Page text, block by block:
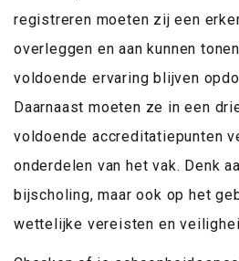
registreren moeten zij een
overleggen en aan kunnen
voldoende ervaring blijven
Daarnaast moeten ze in een
voldoende accreditatiepunten
onderdelen van het vak. Denk
bijscholing, maar ook op het
wettelijke vereisten en